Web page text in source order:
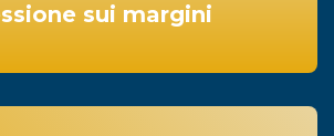
sui margini